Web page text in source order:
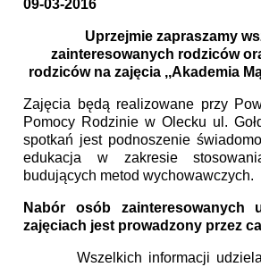
09-03-2016
Uprzejmie zapraszamy
zainteresowanych rodziców
rodziców na zajęcia ,,Akademia
Zajęcia będą realizowane przy
Pomocy Rodzinie w Olecku ul.
spotkań jest podnoszenie
edukacja w zakresie
budujących metod wychowawczych.
Nabór osób zainteresowanych
zajęciach jest prowadzony przez
Wszelkich informacji